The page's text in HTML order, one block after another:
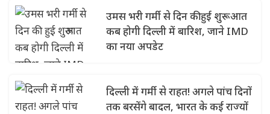
उमस भरी गर्मी से दिन की हुई शुरूआत
कब होगी दिल्ली में बारिश, जाने IMD
का नया अपडेट
दिल्ली में गर्मी से राहत! अगले पांच दिनों
तक बरसेंगे बादल, भारत के कई राज्यों